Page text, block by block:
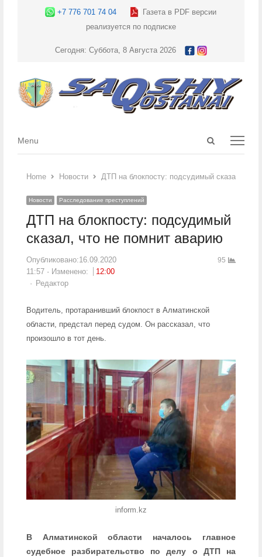
+7 776 701 74 04
Газета в PDF версии
реализуется по подписке
Сегодня: Суббота, 8 Августа 2026
Open
Menu
Menu
Home Новости ДТП на блокпосту: подсудимый сказал, что
Новости Расследование преступлений
ДТП на блокпосту: подсудимый
сказал, что не помнит аварию
Опубликовано:16.09.2020
11:57
Изменено:
12:00
Author
Редактор
95
Водитель, протаранивший блокпост в Алматинской
области, предстал перед судом. Он рассказал, что
произошло в тот день.
inform.kz
В Алматинской области началось главное
судебное разбирательство по делу о ДТП на